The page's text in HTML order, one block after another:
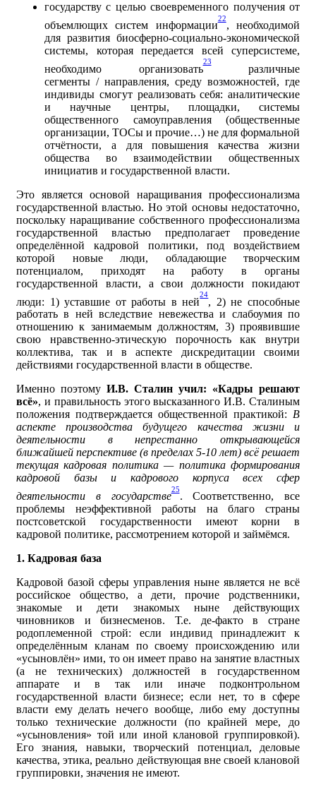
государству с целью своевременного получения от
объемлющих систем информации
22
, необходимой
для развития биосферно-социально-экономической
системы, которая передается всей суперсистеме,
необходимо организовать
23
различные
сегменты / направления, среду возможностей, где
индивиды смогут реализовать себя: аналитические
и научные центры, площадки, системы
общественного самоуправления (общественные
организации, ТОСы и прочие…) не для формальной
отчётности, а для повышения качества жизни
общества во взаимодействии общественных
инициатив и государственной власти.
Это является основой наращивания профессионализма
государственной властью. Но этой основы недостаточно,
поскольку наращивание собственного профессионализма
государственной властью предполагает проведение
определённой кадровой политики, под воздействием
которой новые люди, обладающие творческим
потенциалом, приходят на работу в органы
государственной власти, а свои должности покидают
люди: 1) уставшие от работы в ней
24
, 2) не способные
работать в ней вследствие невежества и слабоумия по
отношению к занимаемым должностям, 3) проявившие
свою нравственно-этическую порочность как внутри
коллектива, так и в аспекте дискредитации своими
действиями государственной власти в обществе.
Именно поэтому И.В. Сталин учил: «Кадры решают
всё», и правильность этого высказанного И.В. Сталиным
положения подтверждается общественной практикой: В
аспекте производства будущего качества жизни и
деятельности в непрестанно открывающейся
ближайшей перспективе (в пределах 5-10 лет) всё решает
текущая кадровая политика — политика формирования
кадровой базы и кадрового корпуса всех сфер
деятельности в государстве
25
. Соответственно, все
проблемы неэффективной работы на благо страны
постсоветской государственности имеют корни в
кадровой политике, рассмотрением которой и займёмся.
1. Кадровая база
Кадровой базой сферы управления ныне является не всё
российское общество, а дети, прочие родственники,
знакомые и дети знакомых ныне действующих
чиновников и бизнесменов. Т.е. де-факто в стране
родоплеменной строй: если индивид принадлежит к
определённым кланам по своему происхождению или
«усыновлён» ими, то он имеет право на занятие властных
(а не технических) должностей в государственном
аппарате и в так или иначе подконтрольном
государственной власти бизнесе; если нет, то в сфере
власти ему делать нечего вообще, либо ему доступны
только технические должности (по крайней мере, до
«усыновления» той или иной клановой группировкой).
Его знания, навыки, творческий потенциал, деловые
качества, этика, реально действующая вне своей клановой
группировки, значения не имеют.